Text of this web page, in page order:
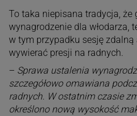
To taka niepisana tradycja, że
wynagrodzenie dla włodarza,
w tym przypadku sesję
wywierać presji na radnych.
– Sprawa ustalenia
szczegółowo omawiana
radnych. W ostatnim czasie
określono nową wysokość